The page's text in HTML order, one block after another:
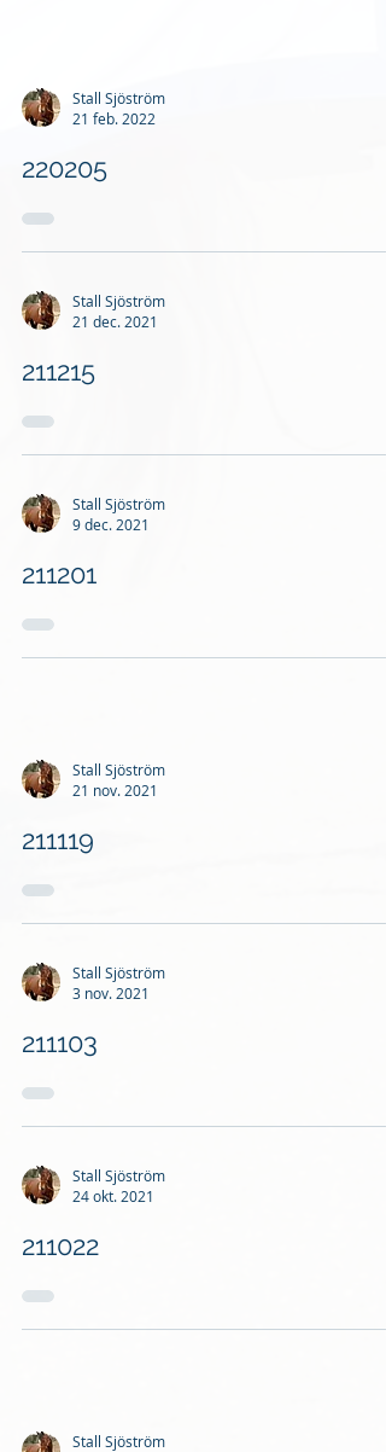
Stall Sjöström
21 feb. 2022
220205
Stall Sjöström
21 dec. 2021
211215
Stall Sjöström
9 dec. 2021
211201
Stall Sjöström
21 nov. 2021
211119
Stall Sjöström
3 nov. 2021
211103
Stall Sjöström
24 okt. 2021
211022
Stall Sjöström